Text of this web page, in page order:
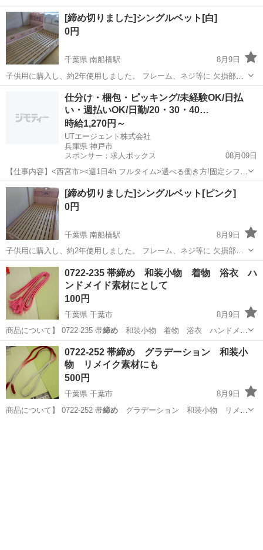
ーを本体に合わせて…
愛媛 松山市 福音寺駅 バイク ドラレコ
[締め切りました]シングルベット[白]
0円
千葉県 南船橋駅
8月9日
子供用に購入し、約2年使用しました。 フレーム、ネジ等に 欠損部品
ナシ。 引越し後の部屋が手狭に感じ、 夏休み中に処分したく投稿いた
譲り出来ればと思い...
南船橋駅 ベッド ベット
仕分け・梱包・ピッキング/未経験OK/日払
い・週払いOK/日勤/20・30・40…
時給1,270円～
UTエージェント株式会社
兵庫県 神戸市
スポンサー：求人ボックス
08月09日
【仕事内容】<西宮市><週1日4h フルタイム>選べる働き方!固定シフト
&基本残業なし 重さ2kg程の快適倉庫ピッキング<履歴書不要 オンライ
ン面接OK><入社キャンペーン実施中!> <業種> 車・バイク・重機系 <
仕事内容> 自...
アルバイト・パート
[締め切りました]シングルベット[ピンク]
0円
千葉県 南船橋駅
8月9日
子供用に購入し、約2年使用しました。 フレーム、ネジ等に 欠損部品
ナシ。 引越し後の部屋が手狭に感じ、 夏休み中に処分したく投稿いた
します。 エレベーター無し， 3階からご自身で運んでくださる方に お
譲り出来ればと思い...
千葉 船橋市 南船橋駅 ベッド ベット
0722-235 帯締め 和装小物 着物 浴衣 ハ
ンドメイド素材にとして
100円
千葉県 千葉市
8月9日
商品について】 0722-235 帯締め和装小物 着物 浴衣 ハンドメイ
ド素…
千葉 千葉市 着物 和装小物
0722-252 帯締め グラデーション 和装小
物 リメイク素材にも
500円
千葉県 千葉市
8月9日
商品について】 0722-252 帯締めグラデーション 和装小物 リメイ